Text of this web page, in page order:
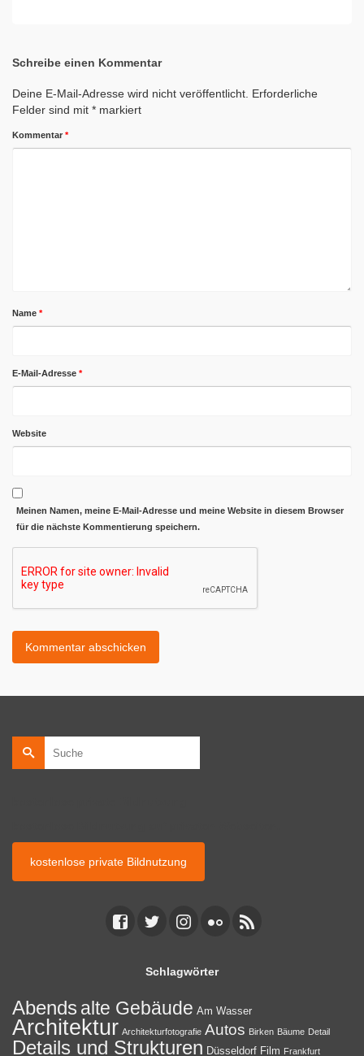
Schreibe einen Kommentar
Deine E-Mail-Adresse wird nicht veröffentlicht. Erforderliche
Felder sind mit * markiert
Kommentar *
Name *
E-Mail-Adresse *
Website
Meinen Namen, meine E-Mail-Adresse und meine Website in diesem Browser
für die nächste Kommentierung speichern.
Suche
nach:
kostenlose private Bildnutzung
Schlagwörter
Abends alte Gebäude Am Wasser
Architektur Architekturfotografie Autos Birken Bäume Detail
Details und Strukturen Düsseldorf Film Frankfurt